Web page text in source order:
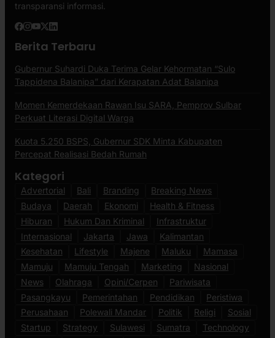
transparansi informasi.
Berita Terbaru
Gubernur Suhardi Duka Terima Gelar Kehormatan “Sulo
Tappidena Balanipa” dari Kerapatan Adat Balanipa
Momen Kemerdekaan Rawan Isu SARA, Pemprov Sulbar
Perkuat Literasi Digital Warga
Kuota 5.250 BSPS, Gubernur SDK Minta Kabupaten
Percepat Realisasi Bedah Rumah
Kategori
Advertorial Bali Branding
Breaking News
Budaya
Daerah Ekonomi
Health & Fitness
Hiburan
Hukum Dan Kriminal
Infrastruktur
Internasional
Jakarta Jawa
Kalimantan
Kesehatan
Lifestyle Majene Maluku
Mamasa
Mamuju
Mamuju Tengah Marketing
Nasional
News
Olahraga Opini/Cerpen
Pariwisata
Pasangkayu
Pemerintahan Pendidikan
Peristiwa
Perusahaan
Polewali Mandar Politik Religi
Sosial
Startup
Strategy Sulawesi Sumatra
Technology